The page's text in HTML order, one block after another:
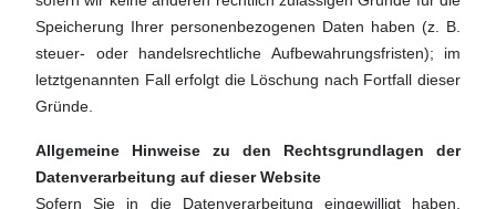
Speicherung Ihrer personenbezogenen Daten haben (z. B.
steuer- oder handelsrechtliche Aufbewahrungsfristen); im
letztgenannten Fall erfolgt die Löschung nach Fortfall dieser
Gründe.
Allgemeine Hinweise zu den Rechtsgrundlagen der
Datenverarbeitung auf dieser Website
Sofern Sie in die Datenverarbeitung eingewilligt haben,